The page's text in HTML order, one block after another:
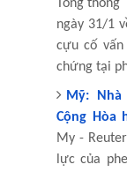
Tổng
ngày 31/1
cựu cố vấn
chứng tại
Mỹ: Nhà
Cộng Hòa
My -
lực của